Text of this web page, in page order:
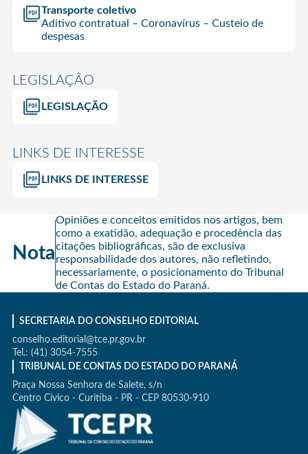
Transporte coletivo
Aditivo contratual – Coronavírus – Custeio de
despesas
LEGISLAÇÃO
LEGISLAÇÃO
LINKS DE INTERESSE
LINKS DE INTERESSE
Nota
Opiniões e conceitos emitidos nos artigos, bem
como a exatidão, adequação e procedência das
citações bibliográficas, são de exclusiva
responsabilidade dos autores, não refletindo,
necessariamente, o posicionamento do Tribunal
de Contas do Estado do Paraná.
SECRETARIA DO CONSELHO EDITORIAL
conselho.editorial@tce.pr.gov.br
Tel.: (41) 3054-7555
TRIBUNAL DE CONTAS DO ESTADO DO PARANÁ
Praça Nossa Senhora de Salete, s/n
Centro Cívico - Curitiba - PR - CEP 80530-910